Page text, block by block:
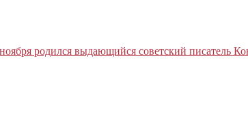
родился выдающийся советский писатель